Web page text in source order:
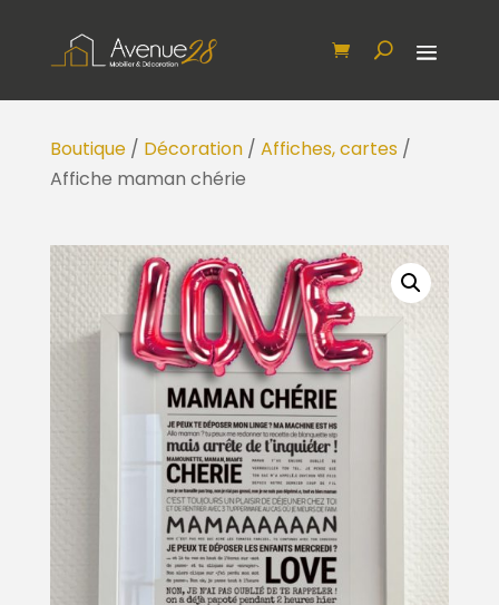
Boutique/ Décoration/ Affiches, cartes/
Affiche maman chérie